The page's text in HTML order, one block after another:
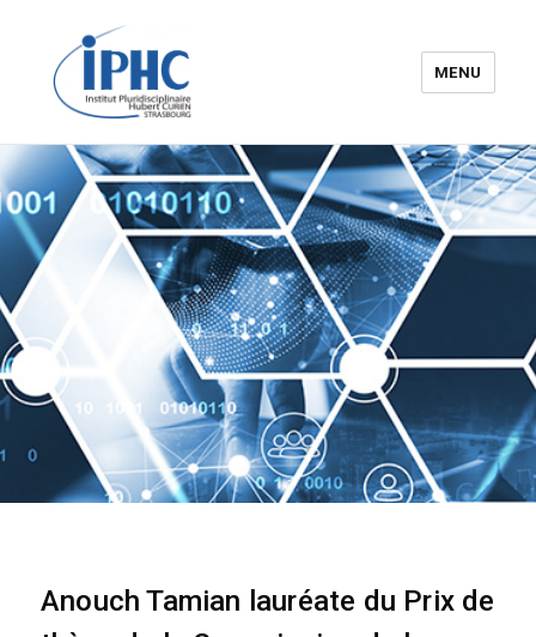
Institut pluridisciplinaire Hubert
Curien – IPHC
MENU
Anouch Tamian lauréate du Prix de